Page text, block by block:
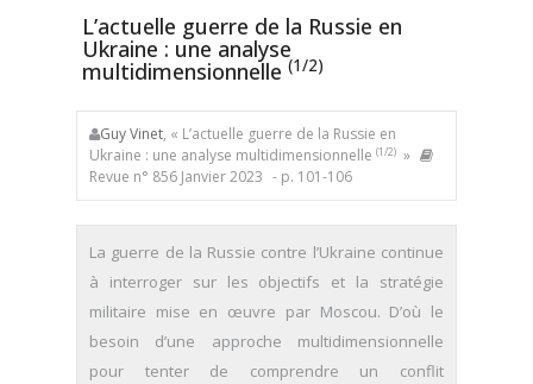
L’actuelle guerre de la Russie en
Ukraine : une analyse
multidimensionnelle (1/2)
Guy Vinet, « L’actuelle guerre de la Russie en
Ukraine : une analyse multidimensionnelle (1/2) »
Revue n° 856 Janvier 2023 - p. 101-106
La guerre de la Russie contre l’Ukraine continue
à interroger sur les objectifs et la stratégie
militaire mise en œuvre par Moscou. D’où le
besoin d’une approche multidimensionnelle
pour tenter de comprendre un conflit